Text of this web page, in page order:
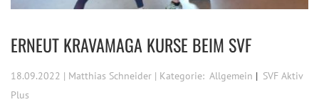
ERNEUT KRAVAMAGA KURSE BEIM SVF
18.09.2022 | Matthias Schneider | Kategorie: Allgemein
SVF Aktiv
Plus